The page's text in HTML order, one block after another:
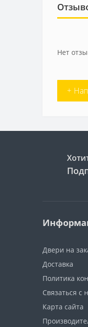
Нет
+
Двери на
Доставка
Политика
Связаться с
Карта сайта